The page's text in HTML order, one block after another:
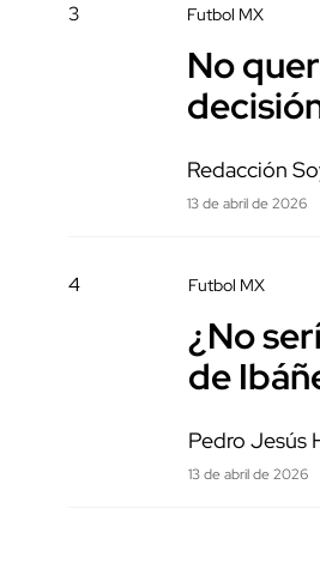
3 Futbol MX
No
Redacción
13 de abril de 2026
4 Futbol MX
¿No
de
Pedro Jesús
13 de abril de 2026